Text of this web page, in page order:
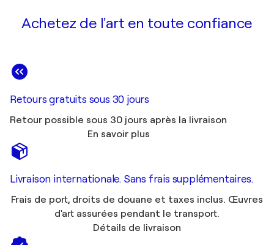
Achetez de l'art en toute confiance
Retours gratuits sous 30 jours
Retour possible sous 30 jours après la livraison
En savoir plus
Livraison internationale. Sans frais supplémentaires.
Frais de port, droits de douane et taxes inclus. Œuvres
d'art assurées pendant le transport.
Détails de livraison